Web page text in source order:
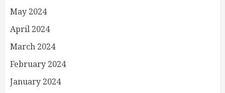
May 2024
April 2024
March 2024
February 2024
January 2024